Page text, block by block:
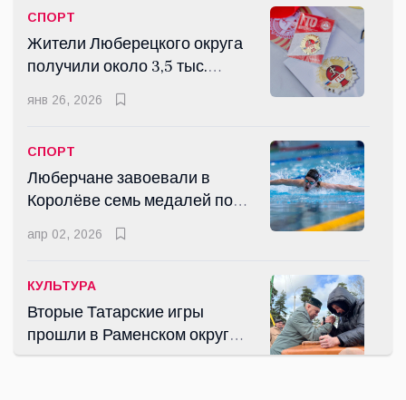
СПОРТ
Жители Люберецкого округа
получили около 3,5 тыс.
знаков ГТО в 2025 году
янв 26, 2026
СПОРТ
Люберчане завоевали в
Королёве семь медалей по
апр 02, 2026
КУЛЬТУРА
Вторые Татарские игры
прошли в Раменском округе
Подмосковья